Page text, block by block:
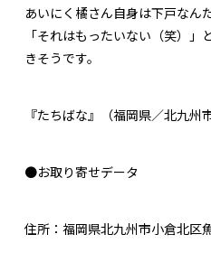
あいにく橘さん自身は下戸なん
「それはもったいない（笑）
きそうです。
『たちばな』（福岡県／北九州
●お取り寄せデータ
住所：福岡県北九州市小倉北区